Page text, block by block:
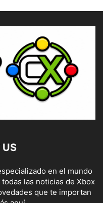
en el mundo
las noticias de Xbox
que te importan